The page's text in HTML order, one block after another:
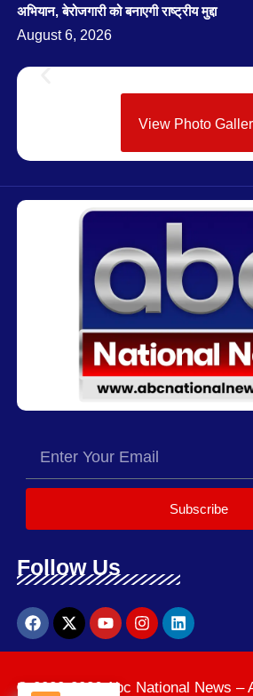
अभियान, बेरोजगारी को बनाएगी राष्ट्रीय मुद्दा
August 6, 2026
View Photo
Subscribe
Follow Us
© 2020-2026 Abc National News –